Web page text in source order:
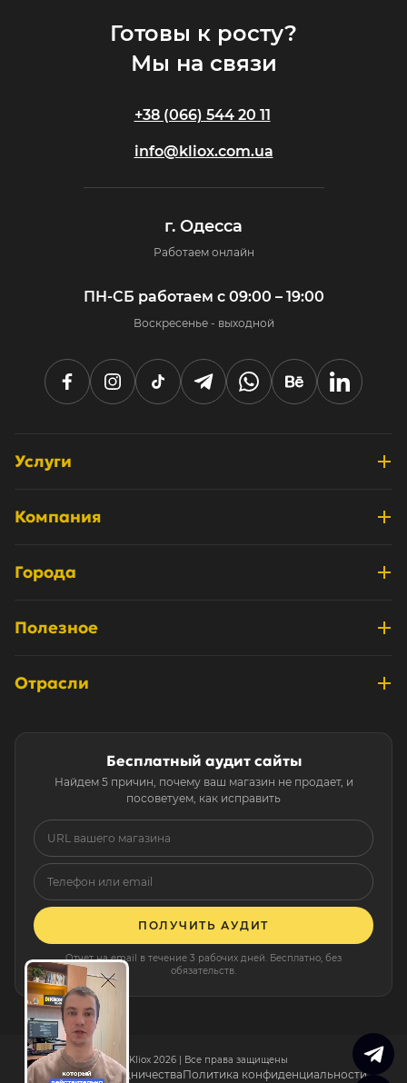
Готовы к росту?
Мы на связи
+38 (066) 544 20 11
info@kliox.com.ua
г. Одесса
Работаем онлайн
ПН-СБ работаем с 09:00 – 19:00
Воскресенье - выходной
Услуги
Системные интеграции
Техническая поддержка
Компания
Отзывы
Кейсы
Карьера
Города
Львов
Днепр
Ивано-Франковск
Полезное
Технологии
Тарифы
Ответы на распространённые вопросы
Карта сайта
Отрасли
Косметика
Бесплатный аудит сайты
Найдем 5 причин, почему ваш магазин не продает, и
посоветуем, как исправить
URL вашего магазина
Телефон или email
ПОЛУЧИТЬ АУДИТ
Отчет на email в течение 3 рабочих дней. Бесплатно, без
обязательств.
© Kliox 2026 | Все права защищены
Условия сотрудничестваПолитика конфиденциальности